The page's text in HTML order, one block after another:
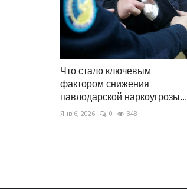
Что стало ключевым
фактором снижения
павлодарской наркоугрозы...
Янв 6, 2026 0 348